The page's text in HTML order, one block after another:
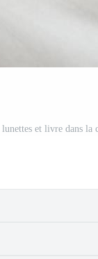
lunettes et livre dans la